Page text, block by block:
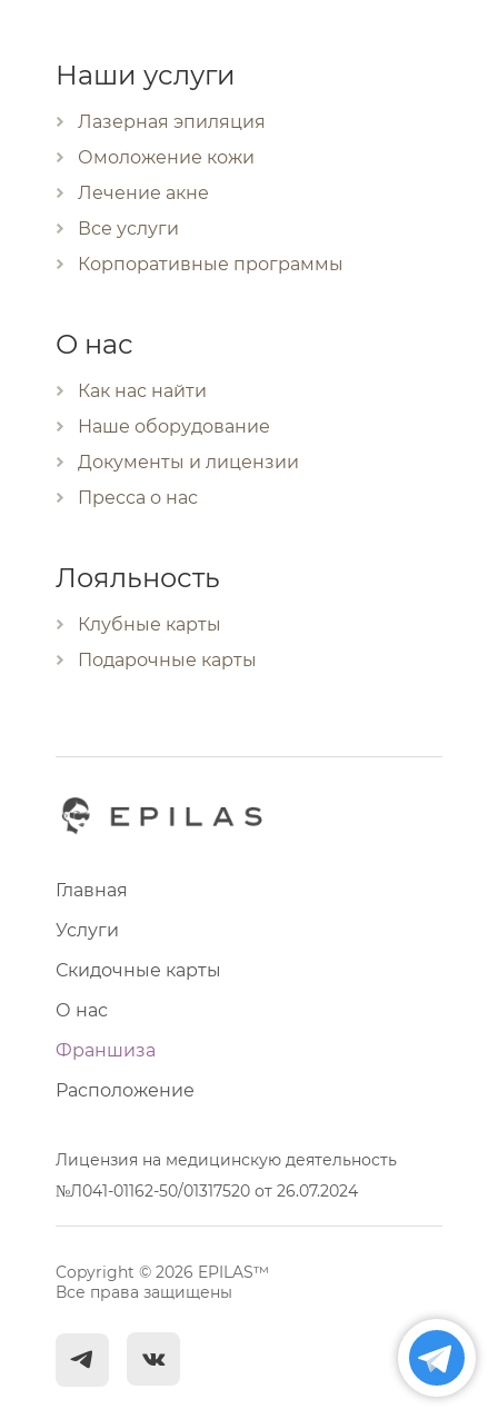
Наши услуги
Лазерная эпиляция
Омоложение кожи
Лечение акне
Все услуги
Корпоративные программы
О нас
Как нас найти
Наше оборудование
Документы и лицензии
Пресса о нас
Лояльность
Клубные карты
Подарочные карты
Главная
Услуги
Скидочные карты
О нас
Франшиза
Расположение
Лицензия на медицинскую деятельность
№Л041-01162-50/01317520 от 26.07.2024
Copyright © 2026 EPILAS™
Все права защищены
^ c